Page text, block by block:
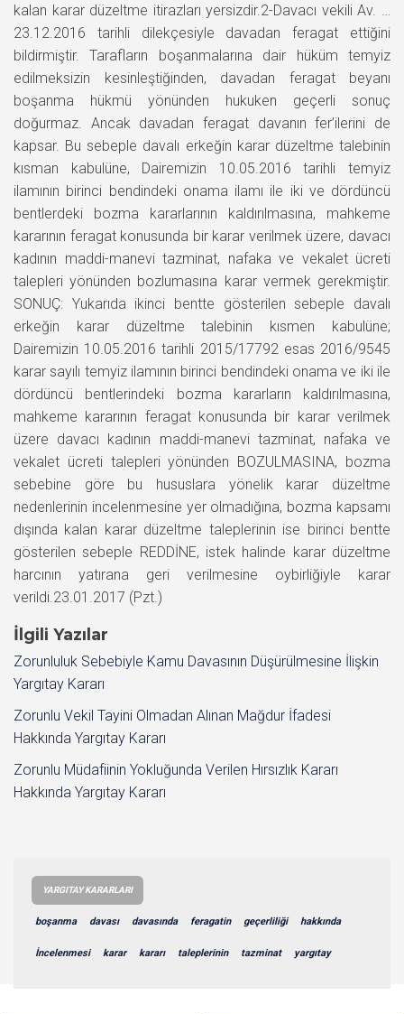
kalan karar düzeltme itirazları yersizdir.2-Davacı vekili Av. …
23.12.2016 tarihli dilekçesiyle davadan feragat ettiğini
bildirmiştir. Tarafların boşanmalarına dair hüküm temyiz
edilmeksizin kesinleştiğinden, davadan feragat beyanı
boşanma hükmü yönünden hukuken geçerli sonuç
doğurmaz. Ancak davadan feragat davanın fer’ilerini de
kapsar. Bu sebeple davalı erkeğin karar düzeltme talebinin
kısman kabulüne, Dairemizin 10.05.2016 tarihli temyiz
ilamının birinci bendindeki onama ilamı ile iki ve dördüncü
bentlerdeki bozma kararlarının kaldırılmasına, mahkeme
kararının feragat konusunda bir karar verilmek üzere, davacı
kadının maddi-manevi tazminat, nafaka ve vekalet ücreti
talepleri yönünden bozlumasına karar vermek gerekmiştir.
SONUÇ: Yukarıda ikinci bentte gösterilen sebeple davalı
erkeğin karar düzeltme talebinin kısmen kabulüne;
Dairemizin 10.05.2016 tarihli 2015/17792 esas 2016/9545
karar sayılı temyiz ilamının birinci bendindeki onama ve iki ile
dördüncü bentlerindeki bozma kararların kaldırılmasına,
mahkeme kararının feragat konusunda bir karar verilmek
üzere davacı kadının maddi-manevi tazminat, nafaka ve
vekalet ücreti talepleri yönünden BOZULMASINA, bozma
sebebine göre bu hususlara yönelik karar düzeltme
nedenlerinin incelenmesine yer olmadığına, bozma kapsamı
dışında kalan karar düzeltme taleplerinin ise birinci bentte
gösterilen sebeple REDDİNE, istek halinde karar düzeltme
harcının yatırana geri verilmesine oybirliğiyle karar
verildi.23.01.2017 (Pzt.)
İlgili Yazılar
Zorunluluk Sebebiyle Kamu Davasının Düşürülmesine İlişkin
Yargıtay Kararı
Zorunlu Vekil Tayini Olmadan Alınan Mağdur İfadesi
Hakkında Yargıtay Kararı
Zorunlu Müdafiinin Yokluğunda Verilen Hırsızlık Kararı
Hakkında Yargıtay Kararı
YARGITAY KARARLARI
boşanma davası davasında feragatin geçerliliği hakkında
İncelenmesi karar kararı taleplerinin tazminat yargıtay